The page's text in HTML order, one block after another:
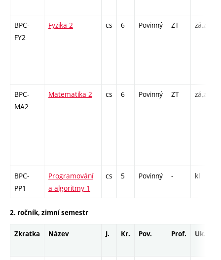
BPC-
FY2
Fyzika 2 cs 6 Povinný ZT zá,zk
BPC-
MA2
Matematika 2 cs 6 Povinný ZT zá,zk
BPC-
PP1
Programování
a algoritmy 1
cs 5 Povinný - kl
2. ročník, zimní semestr
Zkratka Název J. Kr. Pov. Prof. Uk.